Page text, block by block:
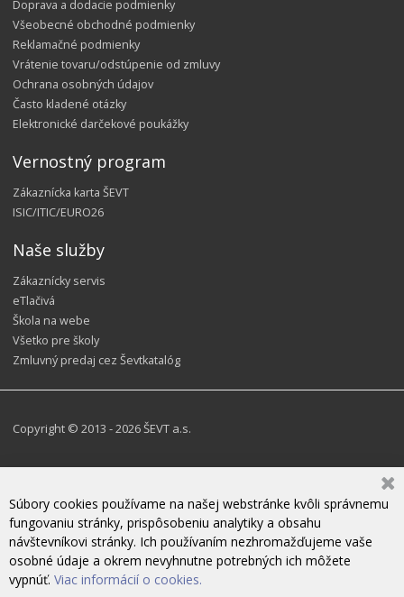
Doprava a dodacie podmienky
Všeobecné obchodné podmienky
Reklamačné podmienky
Vrátenie tovaru/odstúpenie od zmluvy
Ochrana osobných údajov
Často kladené otázky
Elektronické darčekové poukážky
Vernostný program
Zákaznícka karta ŠEVT
ISIC/ITIC/EURO26
Naše služby
Zákaznícky servis
eTlačivá
Škola na webe
Všetko pre školy
Zmluvný predaj cez Ševtkatalóg
Copyright © 2013 - 2026 ŠEVT a.s.
Súbory cookies používame na našej webstránke kvôli správnemu
fungovaniu stránky, prispôsobeniu analytiky a obsahu
návštevníkovi stránky. Ich používaním nezhromažďujeme vaše
osobné údaje a okrem nevyhnutne potrebných ich môžete
vypnúť. Viac informácií o cookies.